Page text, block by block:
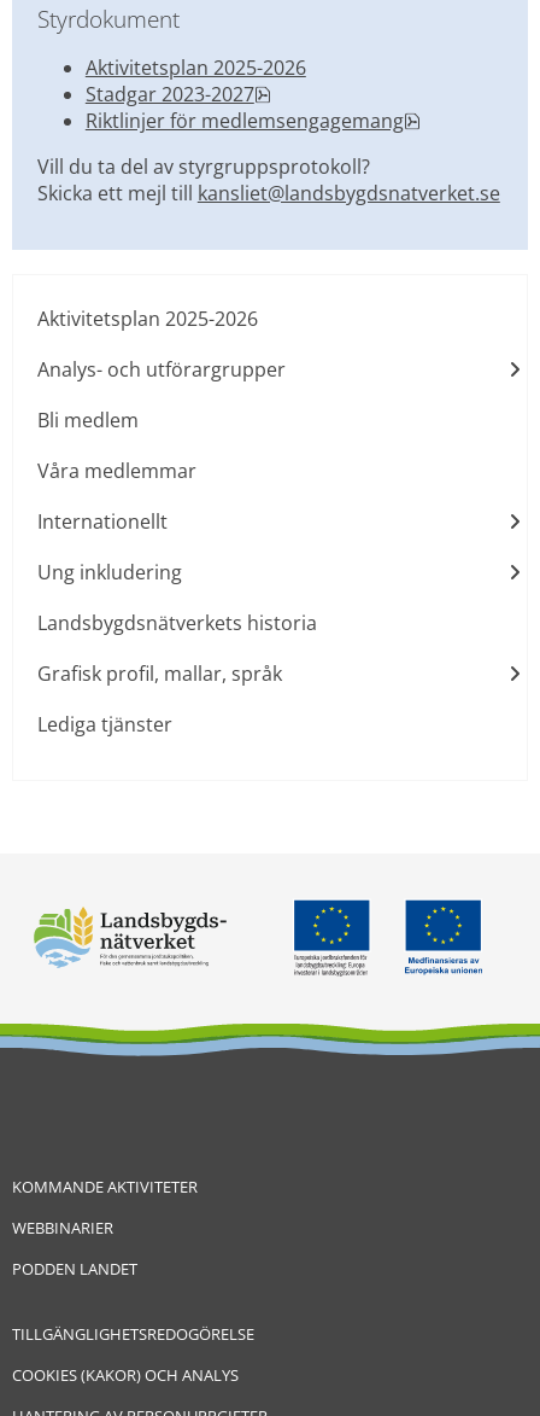
Styrdokument
Aktivitetsplan 2025-2026
Stadgar 2023-2027 pdf, 193.6 kB.
Riktlinjer för medlemsengagemang pdf, 379.8 kB.
Vill du ta del av styrgruppsprotokoll?
Skicka ett mejl till kansliet@landsbygdsnatverket.se
Aktivitetsplan 2025-2026
Analys- och utförargrupper
Bli medlem
Våra medlemmar
Internationellt
Ung inkludering
Landsbygdsnätverkets historia
Grafisk profil, mallar, språk
Lediga tjänster
KOMMANDE AKTIVITETER
WEBBINARIER
PODDEN LANDET
TILLGÄNGLIGHETSREDOGÖRELSE
COOKIES (KAKOR) OCH ANALYS